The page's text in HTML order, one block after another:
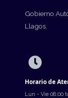
Gobierno
Llagos.
Horario de
Lun - Vie 08:00